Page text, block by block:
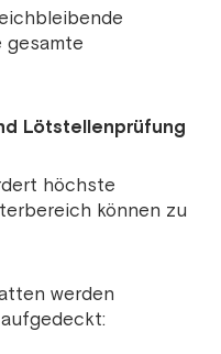
gesamte
Lötstellenprüfung
höchste
können zu
werden